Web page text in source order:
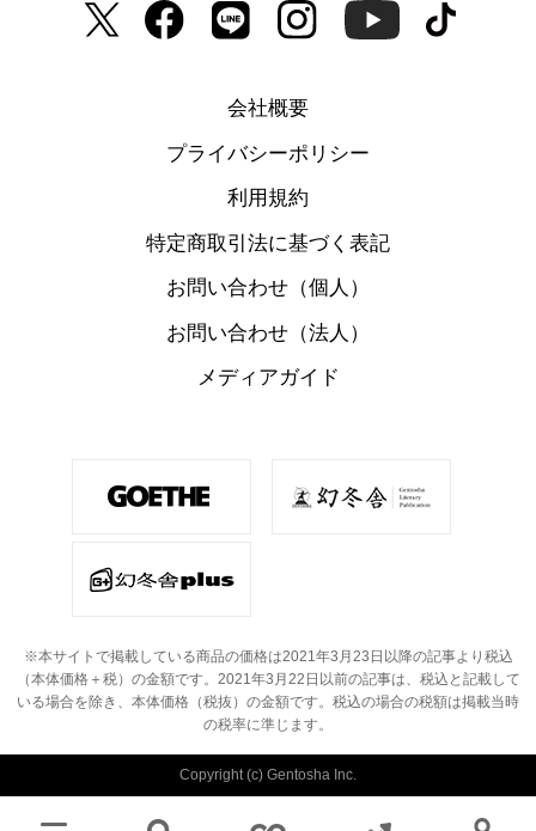
会社概要
プライバシーポリシー
利用規約
特定商取引法に基づく表記
お問い合わせ（個人）
お問い合わせ（法人）
メディアガイド
※本サイトで掲載している商品の価格は2021年3月23日以降の記事より税込
（本体価格＋税）の金額です。
2021年3月22日以前の記事は、税込と記載して
いる場合を除き、本体価格（税抜）の金額です。 税込の場合の税額は掲載当時
の税率に準じます。
Copyright (c) Gentosha Inc.